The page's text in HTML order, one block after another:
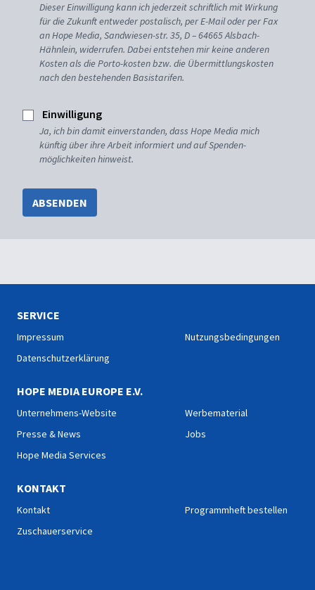
Dieser Einwilligung kann ich jederzeit schriftlich mit Wirkung
für die Zukunft entweder postalisch, per E-Mail oder per Fax
an Hope Media, Sandwiesen-str. 35, D – 64665 Alsbach-
Hähnlein, widerrufen. Dabei entstehen mir keine anderen
Kosten als die Porto-kosten bzw. die Übermittlungskosten
nach den bestehenden Basistarifen.
Einwilligung
Ja, ich bin damit einverstanden, dass Hope Media mich
künftig über ihre Arbeit informiert und auf Spenden-
möglichkeiten hinweist.
ABSENDEN
SERVICE
Impressum
Datenschutzerklärung
Nutzungsbedingungen
HOPE MEDIA EUROPE E.V.
Unternehmens-Website
Presse & News
Hope Media Services
Werbematerial
Jobs
KONTAKT
Kontakt
Zuschauerservice
Programmheft bestellen